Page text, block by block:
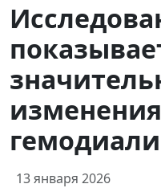
13 января 2026